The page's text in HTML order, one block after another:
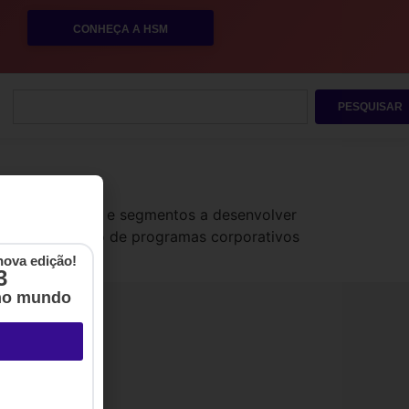
CONHEÇA A HSM
PESQUISAR
os portes e segmentos a desenvolver
a adoção de programas corporativos
edição!
mundo